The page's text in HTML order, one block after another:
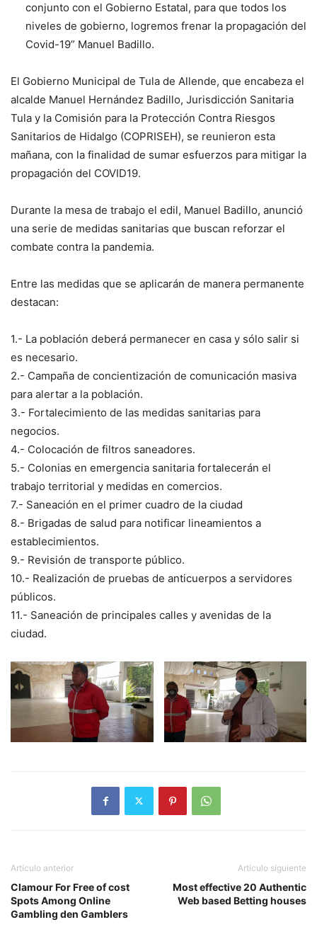
conjunto con el Gobierno Estatal, para que todos los
niveles de gobierno, logremos frenar la propagación del
Covid-19” Manuel Badillo.
El Gobierno Municipal de Tula de Allende, que encabeza el
alcalde Manuel Hernández Badillo, Jurisdicción Sanitaria
Tula y la Comisión para la Protección Contra Riesgos
Sanitarios de Hidalgo (COPRISEH), se reunieron esta
mañana, con la finalidad de sumar esfuerzos para mitigar la
propagación del COVID19.
Durante la mesa de trabajo el edil, Manuel Badillo, anunció
una serie de medidas sanitarias que buscan reforzar el
combate contra la pandemia.
Entre las medidas que se aplicarán de manera permanente
destacan:
1.- La población deberá permanecer en casa y sólo salir si
es necesario.
2.- Campaña de concientización de comunicación masiva
para alertar a la población.
3.- Fortalecimiento de las medidas sanitarias para
negocios.
4.- Colocación de filtros saneadores.
5.- Colonias en emergencia sanitaria fortalecerán el
trabajo territorial y medidas en comercios.
7.- Saneación en el primer cuadro de la ciudad
8.- Brigadas de salud para notificar lineamientos a
establecimientos.
9.- Revisión de transporte público.
10.- Realización de pruebas de anticuerpos a servidores
públicos.
11.- Saneación de principales calles y avenidas de la
ciudad.
Artículo anterior
Clamour For Free of cost
Spots Among Online
Gambling den Gamblers
Artículo siguiente
Most effective 20 Authentic
Web based Betting houses